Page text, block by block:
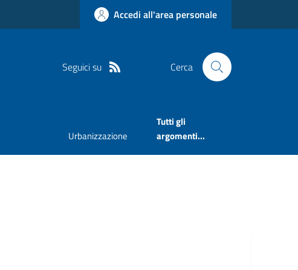
Accedi all'area personale
Seguici su Cerca
Urbanizzazione
Tutti gli
argomenti...